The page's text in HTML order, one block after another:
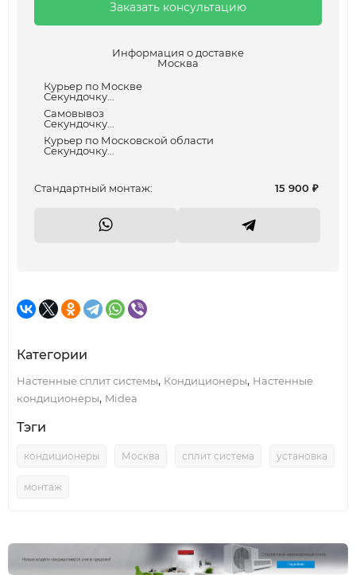
Заказать консультацию
Информация о доставке
Москва
Курьер по Москве
Секундочку...
Самовывоз
Секундочку...
Курьер по Московской области
Секундочку...
Cтандартный монтаж: 15 900 ₽
Категории
Настенные сплит системы, Кондиционеры, Настенные
кондиционеры, Midea
Тэги
кондиционеры Москва сплит система установка
монтаж